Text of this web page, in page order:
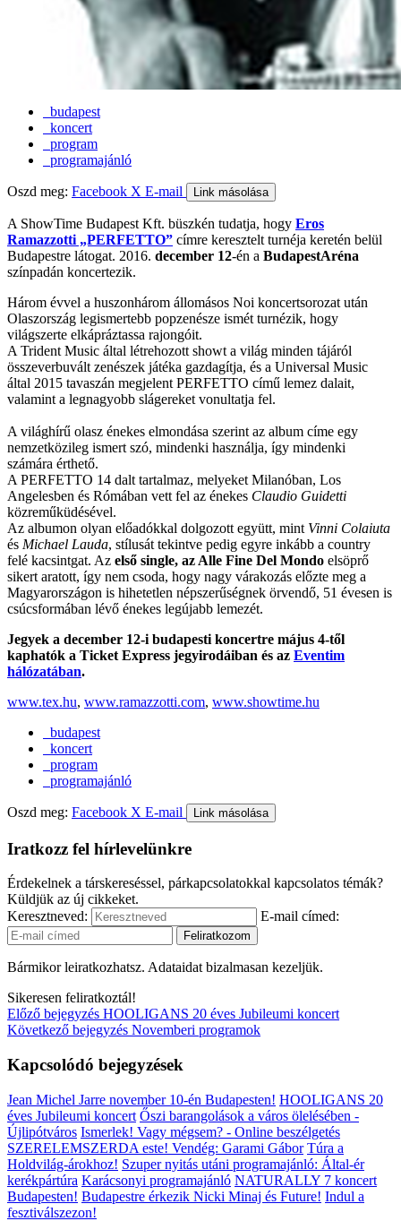
budapest
koncert
program
programajánló
Oszd meg: Facebook X E-mail Link másolása
A ShowTime Budapest Kft. büszkén tudatja, hogy Eros
Ramazzotti „PERFETTO” címre keresztelt turnéja keretén belül
Budapestre látogat. 2016. december 12-én a BudapestAréna
színpadán koncertezik.
Három évvel a huszonhárom állomásos Noi koncertsorozat után
Olaszország legismertebb popzenésze ismét turnézik, hogy
világszerte elkápráztassa rajongóit.
A Trident Music által létrehozott showt a világ minden tájáról
összeverbuvált zenészek játéka gazdagítja, és a Universal Music
által 2015 tavaszán megjelent PERFETTO című lemez dalait,
valamint a legnagyobb slágereket vonultatja fel.
A világhírű olasz énekes elmondása szerint az album címe egy
nemzetközileg ismert szó, mindenki használja, így mindenki
számára érthető.
A PERFETTO 14 dalt tartalmaz, melyeket Milanóban, Los
Angelesben és Rómában vett fel az énekes Claudio Guidetti
közreműküdésével.
Az albumon olyan előadókkal dolgozott együtt, mint Vinni Colaiuta
és Michael Lauda, stílusát tekintve pedig egyre inkább a country
felé kacsintgat. Az első single, az Alle Fine Del Mondo elsöprő
sikert aratott, így nem csoda, hogy nagy várakozás előzte meg a
Magyarországon is hihetetlen népszerűségnek örvendő, 51 évesen is
csúcsformában lévő énekes legújabb lemezét.
Jegyek a december 12-i budapesti koncertre május 4-től
kaphatók a Ticket Express jegyirodáiban és az Eventim
hálózatában.
www.tex.hu, www.ramazzotti.com, www.showtime.hu
budapest
koncert
program
programajánló
Oszd meg: Facebook X E-mail Link másolása
Iratkozz fel hírlevelünkre
Érdekelnek a társkereséssel, párkapcsolatokkal kapcsolatos témák?
Küldjük az új cikkeket.
Keresztneved:
E-mail címed:
Bármikor leiratkozhatsz. Adataidat bizalmasan kezeljük.
Sikeresen feliratkoztál!
Előző bejegyzés HOOLIGANS 20 éves Jubileumi koncert
Következő bejegyzés Novemberi programok
Kapcsolódó bejegyzések
Jean Michel Jarre november 10-én Budapesten! HOOLIGANS 20
éves Jubileumi koncert Őszi barangolások a város ölelésében -
Újlipótváros Ismerlek! Vagy mégsem? - Online beszélgetés
SZERELEMSZERDA este! Vendég: Garami Gábor Túra a
Holdvilág-árokhoz! Szuper nyitás utáni programajánló: Által-ér
kerékpártúra Karácsonyi programajánló NATURALLY 7 koncert
Budapesten! Budapestre érkezik Nicki Minaj és Future! Indul a
fesztiválszezon!